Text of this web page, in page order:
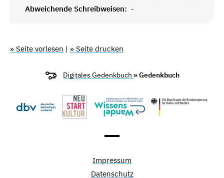
Abweichende Schreibweisen: -
» Seite vorlesen | » Seite drucken
Digitales Gedenkbuch » Gedenkbuch
Impressum
Datenschutz